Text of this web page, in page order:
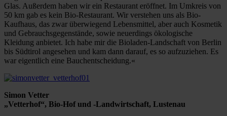
Glas. Außerdem haben wir ein Restaurant eröffnet. Im Umkreis von
50 km gab es kein Bio-Restaurant. Wir verstehen uns als Bio-
Kaufhaus, das zwar überwiegend Lebensmittel, aber auch Kosmetik
und Gebrauchsgegenstände, sowie neuerdings ökologische
Kleidung anbietet. Ich habe mir die Bioladen-Landschaft von Berlin
bis Südtirol angesehen und kam dann darauf, es so aufzuziehen. Es
war eigentlich eine Bauchentscheidung.«
Simon Vetter
„Vetterhof“, Bio-Hof und -Landwirtschaft, Lustenau